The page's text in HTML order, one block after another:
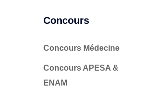
Concours
Concours Médecine
Concours APESA &
ENAM